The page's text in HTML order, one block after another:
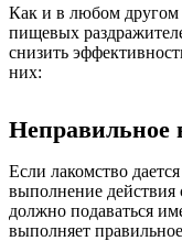
Как и в любом другом
пищевых
снизить
них:
Неправильное
Если лакомство
выполнение
должно подаваться
выполняет